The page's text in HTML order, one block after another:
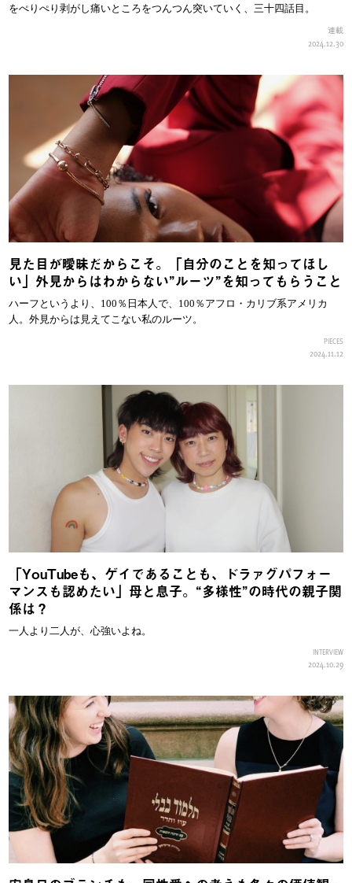
をぺりぺり剥がし痛いところをつんつん突いていく、三十四話目。
連載
2024.12.30
見た目が曖昧だからこそ。「自分のことを知ってほし
い」外見からはわからない”ルーツ”を知ってもらうこと
ハーフというより、100％日本人で、100％アフロ・カリブ系アメリカ
人。外見からは見えてこない私のルーツ。
PIECES
2024.11.12
「YouTubeも、ゲイであることも、ドラァグパフォー
マンスも認めたい」母と息子。“多様性”の時代の親子関
係は？
一人より二人が、心強いよね。
INTERVIEW
2024.10.29